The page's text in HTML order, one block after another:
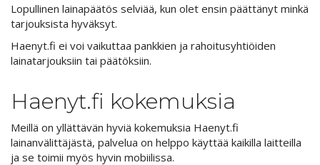
Lopullinen lainapäätös selviää, kun olet ensin päättänyt minkä
tarjouksista hyväksyt.
Haenyt.fi ei voi vaikuttaa pankkien ja rahoitusyhtiöiden
lainatarjouksiin tai päätöksiin.
Haenyt.fi kokemuksia
Meillä on yllättävän hyviä kokemuksia Haenyt.fi
lainanvälittäjästä, palvelua on helppo käyttää kaikilla laitteilla
ja se toimii myös hyvin mobiilissa.